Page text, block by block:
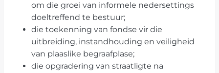
om die groei van informele nedersettings
doeltreffend te bestuur;
die toekenning van fondse vir die
uitbreiding, instandhouding en veiligheid
van plaaslike begraafplase;
die opgradering van straatligte na